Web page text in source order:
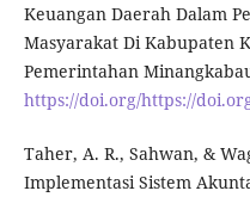
Keuangan Daerah Dalam
Masyarakat Di Kabupaten
Pemerintahan
https://doi.org/https://
Taher, A. R., Sahwan, &
Implementasi Sistem